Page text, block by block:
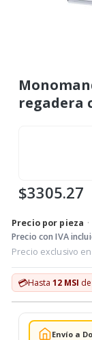
regadera
$3305.27
Precio por pieza ·
Precio con IVA
Precio exclusivo
💳Hasta 12 MSI de
Envío a